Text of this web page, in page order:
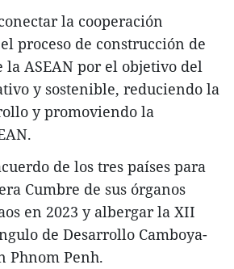
la cooperación
proceso de construcción de
la ASEAN por el objetivo del
y sostenible, reduciendo la
y promoviendo la
de los tres países para
Cumbre de sus órganos
en 2023 y albergar la XII
de Desarrollo Camboya-
Phnom Penh.